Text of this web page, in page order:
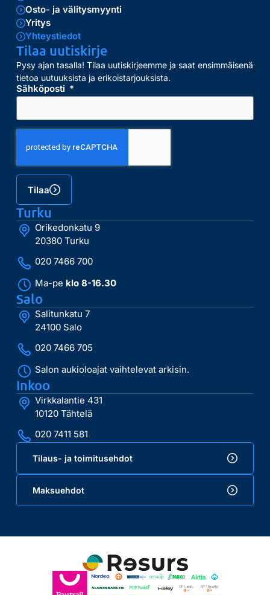
Osto- ja välitysmyynti
Yritys
Yhteystiedot
Tilaa uutiskirje
Pysy ajan tasalla! Tilaa uutiskirjeemme ja saat ensimmäisenä
tietoa uutuuksista ja erikoistarjouksista.
Sähköposti
Tilaa
Turku
Orikedonkatu 9
20380 Turku
020 7466 700
Ma-pe klo 8-16.30
Salo
Salitunkatu 7
24100 Salo
020 7466 705
Salon aukioloajat vaihtelevat arkisin.
Inkoo
Virkkalantie 431
10120 Tähtelä
020 7411 581
Tilaus- ja toimitusehdot
Maksuehdot